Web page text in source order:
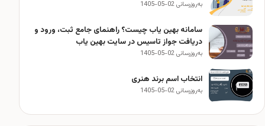
به‌روزرسانی 02-05-1405
سامانه بهین یاب چیست؟ راهنمای جامع ثبت، ورود و
دریافت جواز تاسیس در سایت بهین یاب
به‌روزرسانی 02-05-1405
انتخاب اسم برند هنری
به‌روزرسانی 02-05-1405